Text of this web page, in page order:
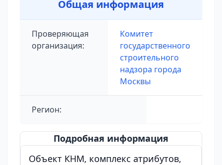
Общая информация
Проверяющая
организация:
Комитет
государственного
строительного
надзора города
Москвы
Регион:
Подробная информация
Объект КНМ, комплекс атрибутов,